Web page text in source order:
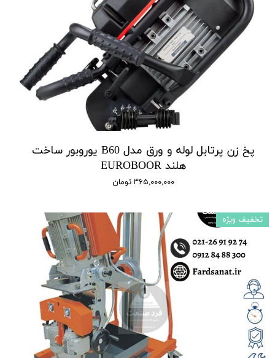
پخ زن پرتابل لوله و ورق مدل B60 یوروبور ساخت
هلند EUROBOOR
۳۶۵,۰۰۰,۰۰۰ تومان
تخفیف ویژه